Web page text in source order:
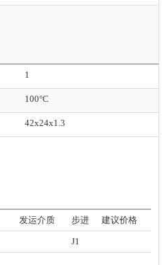
1
100°C
42x24x1.3
发运介质 步进 建议价格
J1